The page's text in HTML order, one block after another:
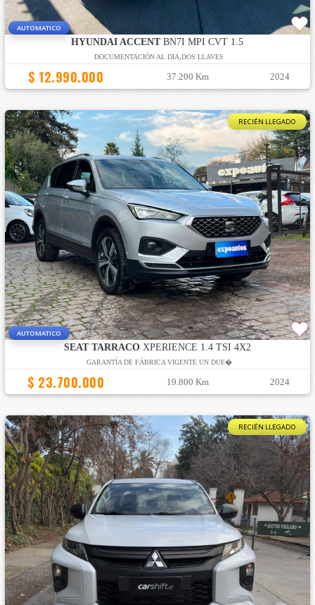
AUTOMATICO
HYUNDAI ACCENTBN7I MPI CVT 1.5
DOCUMENTACIÓN AL DIA,DOS LLAVES
$ 12.990.000 37.200 Km 2024
RECIÉN LLEGADO
AUTOMATICO
SEAT TARRACOXPERIENCE 1.4 TSI 4X2
GARANTÍA DE FÁBRICA VIGENTE UN DUE�
$ 23.700.000 19.800 Km 2024
RECIÉN LLEGADO